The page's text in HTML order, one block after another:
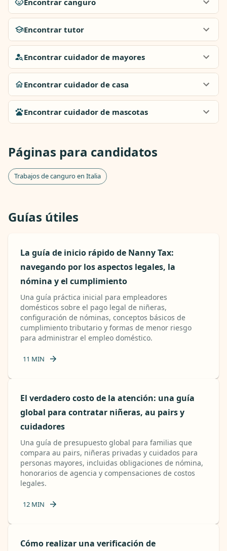
Encontrar tutor
Encontrar cuidador de mayores
Encontrar cuidador de casa
Encontrar cuidador de mascotas
Páginas para candidatos
Trabajos de canguro en Italia
Guías útiles
La guía de inicio rápido de Nanny Tax:
navegando por los aspectos legales, la
nómina y el cumplimiento
Una guía práctica inicial para empleadores
domésticos sobre el pago legal de niñeras,
configuración de nóminas, conceptos básicos de
cumplimiento tributario y formas de menor riesgo
para administrar el empleo doméstico.
11 MIN
El verdadero costo de la atención: una guía
global para contratar niñeras, au pairs y
cuidadores
Una guía de presupuesto global para familias que
compara au pairs, niñeras privadas y cuidados para
personas mayores, incluidas obligaciones de nómina,
honorarios de agencia y compensaciones de costos
legales.
12 MIN
Cómo realizar una verificación de